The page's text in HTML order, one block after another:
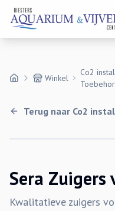
Winkel
Co2
Terug naar Co2
Sera Zuigers
Kwalitatieve zuigers